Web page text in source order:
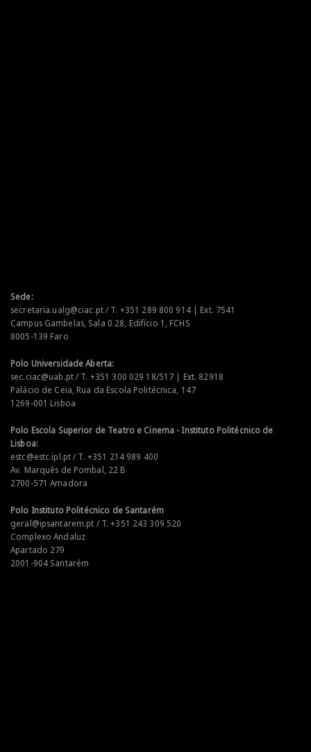
Sede:
secretaria.ualg@ciac.pt / T. +351 289 800 914 | Ext. 7541
Campus Gambelas, Sala 0.28, Edifício 1, FCHS
8005-139 Faro
Polo Universidade Aberta:
sec.ciac@uab.pt / T. +351 300 029 18/517 | Ext. 82918
Palácio de Ceia, Rua da Escola Politécnica, 147
1269-001 Lisboa
Polo Escola Superior de Teatro e Cinema - Instituto Politécnico de
Lisboa:
estc@estc.ipl.pt / T. +351 214 989 400
Av. Marquês de Pombal, 22 B
2700-571 Amadora
Polo Instituto Politécnico de Santarém
geral@ipsantarem.pt / T. +351 243 309 520
Complexo Andaluz
Apartado 279
2001-904 Santarém